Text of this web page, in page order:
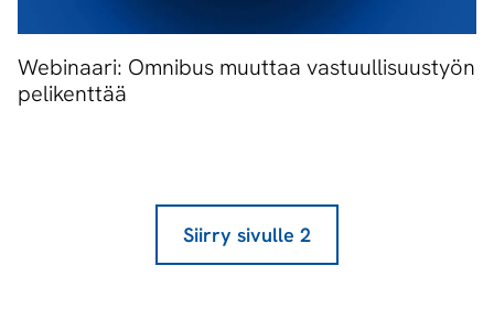
Webinaari: Omnibus muuttaa vastuullisuustyön
pelikenttää
Siirry sivulle 2